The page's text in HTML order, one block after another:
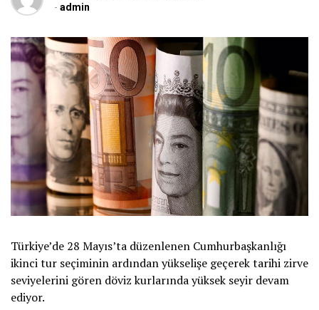
- admin
Türkiye’de 28 Mayıs’ta düzenlenen Cumhurbaşkanlığı
ikinci tur seçiminin ardından yükselişe geçerek tarihi zirve
seviyelerini gören döviz kurlarında yüksek seyir devam
ediyor.